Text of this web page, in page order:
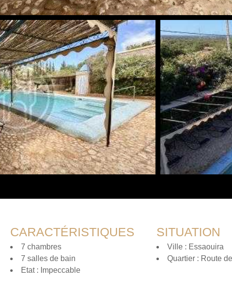
CARACTÉRISTIQUES
7 chambres
7 salles de bain
Etat : Impeccable
SITUATION
Ville : Essaouira
Quartier : Route